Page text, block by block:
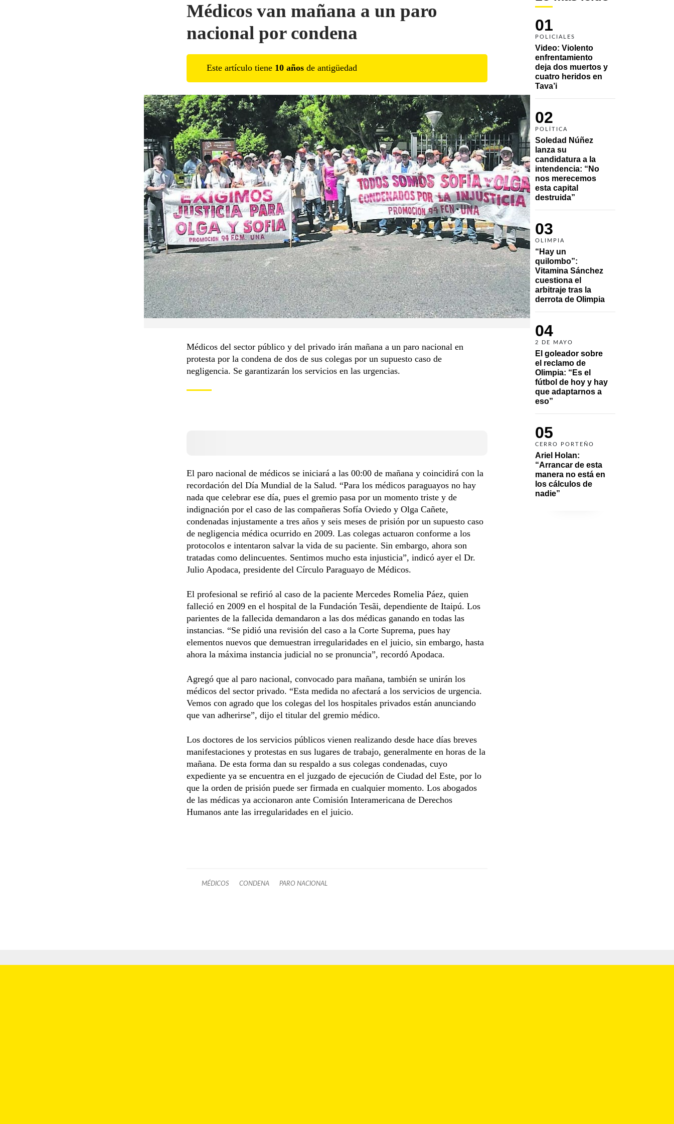
01
POLICIALES
Video: Violento
enfrentamiento
deja dos muertos y
cuatro heridos en
Tava’i
02
POLÍTICA
Soledad Núñez
lanza su
candidatura a la
intendencia: “No
nos merecemos
esta capital
destruida”
03
OLIMPIA
“Hay un
quilombo”:
Vitamina Sánchez
cuestiona el
arbitraje tras la
derrota de Olimpia
04
2 DE MAYO
El goleador sobre
el reclamo de
Olimpia: “Es el
fútbol de hoy y hay
que adaptarnos a
eso”
05
CERRO PORTEÑO
Ariel Holan:
“Arrancar de esta
manera no está en
los cálculos de
nadie”
Médicos van mañana a un paro
nacional por condena
Este artículo tiene 10 años de antigüedad
Médicos del sector público y del privado irán mañana a un paro nacional en
protesta por la condena de dos de sus colegas por un supuesto caso de
negligencia. Se garantizarán los servicios en las urgencias.
El paro nacional de médicos se iniciará a las 00:00 de mañana y coincidirá con la
recordación del Día Mundial de la Salud. “Para los médicos paraguayos no hay
nada que celebrar ese día, pues el gremio pasa por un momento triste y de
indignación por el caso de las compañeras Sofía Oviedo y Olga Cañete,
condenadas injustamente a tres años y seis meses de prisión por un supuesto caso
de negligencia médica ocurrido en 2009. Las colegas actuaron conforme a los
protocolos e intentaron salvar la vida de su paciente. Sin embargo, ahora son
tratadas como delincuentes. Sentimos mucho esta injusticia”, indicó ayer el Dr.
Julio Apodaca, presidente del Círculo Paraguayo de Médicos.
El profesional se refirió al caso de la paciente Mercedes Romelia Páez, quien
falleció en 2009 en el hospital de la Fundación Tesãi, dependiente de Itaipú. Los
parientes de la fallecida demandaron a las dos médicas ganando en todas las
instancias. “Se pidió una revisión del caso a la Corte Suprema, pues hay
elementos nuevos que demuestran irregularidades en el juicio, sin embargo, hasta
ahora la máxima instancia judicial no se pronuncia”, recordó Apodaca.
Agregó que al paro nacional, convocado para mañana, también se unirán los
médicos del sector privado. “Esta medida no afectará a los servicios de urgencia.
Vemos con agrado que los colegas del los hospitales privados están anunciando
que van adherirse”, dijo el titular del gremio médico.
Los doctores de los servicios públicos vienen realizando desde hace días breves
manifestaciones y protestas en sus lugares de trabajo, generalmente en horas de la
mañana. De esta forma dan su respaldo a sus colegas condenadas, cuyo
expediente ya se encuentra en el juzgado de ejecución de Ciudad del Este, por lo
que la orden de prisión puede ser firmada en cualquier momento. Los abogados
de las médicas ya accionaron ante Comisión Interamericana de Derechos
Humanos ante las irregularidades en el juicio.
MÉDICOS CONDENA PARO NACIONAL